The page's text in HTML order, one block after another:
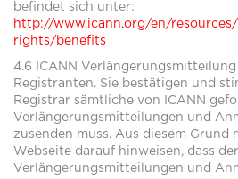
befindet sich unter:
http://www.icann.org/en/
rights/benefits
4.6 ICANN
Registranten. Sie bestätigen und
Registrar sämtliche von ICANN
Verlängerungsmitteilungen und
zusenden muss. Aus diesem Grund
Webseite darauf hinweisen, dass
Verlängerungsmitteilungen und